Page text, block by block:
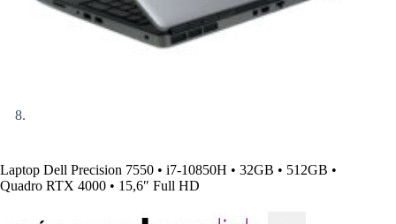
Laptop Dell Precision 7550 • i7-10850H • 32GB • 512GB •
Quadro RTX 4000 • 15,6″ Full HD